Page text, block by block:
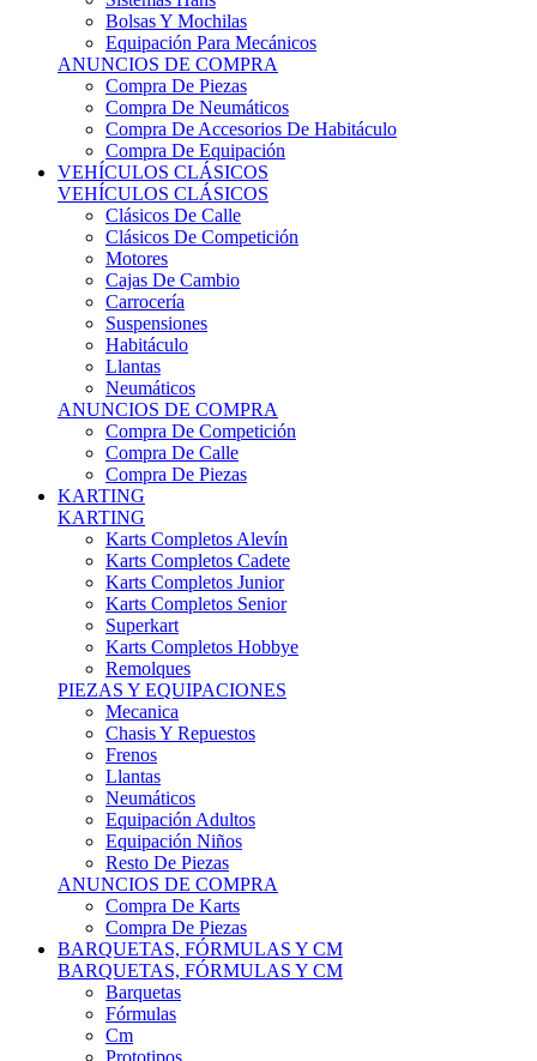
Bolsas Y Mochilas
Equipación Para Mecánicos
ANUNCIOS DE COMPRA
Compra De Piezas
Compra De Neumáticos
Compra De Accesorios De Habitáculo
Compra De Equipación
VEHÍCULOS CLÁSICOS
VEHÍCULOS CLÁSICOS
Clásicos De Calle
Clásicos De Competición
Motores
Cajas De Cambio
Carrocería
Suspensiones
Habitáculo
Llantas
Neumáticos
ANUNCIOS DE COMPRA
Compra De Competición
Compra De Calle
Compra De Piezas
KARTING
KARTING
Karts Completos Alevín
Karts Completos Cadete
Karts Completos Junior
Karts Completos Senior
Superkart
Karts Completos Hobbye
Remolques
PIEZAS Y EQUIPACIONES
Mecanica
Chasis Y Repuestos
Frenos
Llantas
Neumáticos
Equipación Adultos
Equipación Niños
Resto De Piezas
ANUNCIOS DE COMPRA
Compra De Karts
Compra De Piezas
BARQUETAS, FÓRMULAS Y CM
BARQUETAS, FÓRMULAS Y CM
Barquetas
Fórmulas
Cm
Prototipos